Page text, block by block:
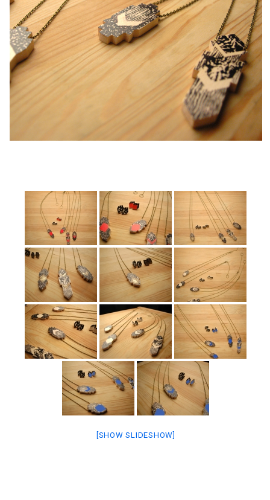
[SHOW SLIDESHOW]